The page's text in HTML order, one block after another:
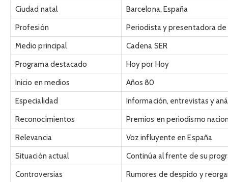
Ciudad natal
Barcelona, España
Profesión
Periodista y presentadora
Medio principal
Cadena SER
Programa destacado
Hoy por Hoy
Inicio en medios
Años 80
Especialidad
Información, entrevistas y
Reconocimientos
Premios en periodismo
Relevancia
Voz influyente en España
Situación actual
Continúa al frente de su
Controversias
Rumores de despido y